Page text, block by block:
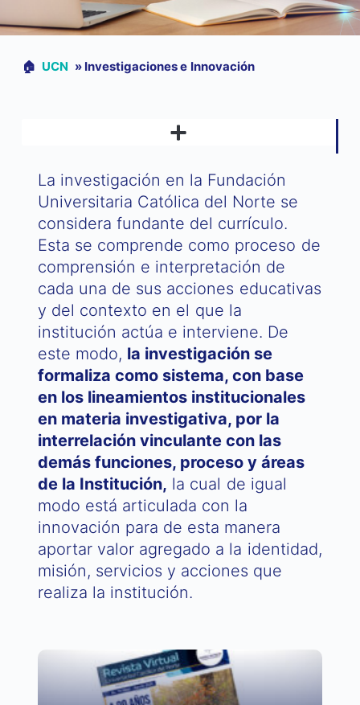
🏠︎ UCN » Investigaciones e Innovación
La investigación en la Fundación
Universitaria Católica del Norte se
considera fundante del currículo.
Esta se comprende como proceso de
comprensión e interpretación de
cada una de sus acciones educativas
y del contexto en el que la
institución actúa e interviene. De
este modo, la investigación se
formaliza como sistema, con base
en los lineamientos institucionales
en materia investigativa, por la
interrelación vinculante con las
demás funciones, proceso y áreas
de la Institución, la cual de igual
modo está articulada con la
innovación para de esta manera
aportar valor agregado a la identidad,
misión, servicios y acciones que
realiza la institución.